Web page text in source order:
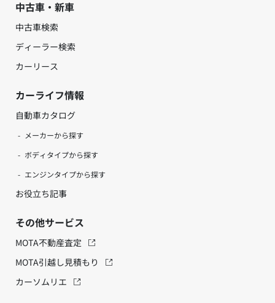
中古車・新車
中古車検索
ディーラー検索
カーリース
カーライフ情報
自動車カタログ
メーカーから探す
ボディタイプから探す
エンジンタイプから探す
お役立ち記事
その他サービス
MOTA不動産査定
MOTA引越し見積もり
カーソムリエ